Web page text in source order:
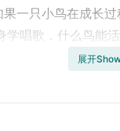
果一只小鸟在成长
学唱歌，什么鸟能
表达什么？聊天、
的“黑鸢5号”有什
展开